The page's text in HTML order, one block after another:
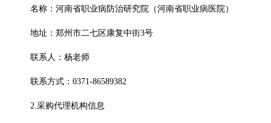
名称：河南省职业病防治研究院（河南省职业病医院）
地址：郑州市二七区康复中街3号
联系人：杨老师
联系方式： 0371-86589382
2.采购代理机构信息